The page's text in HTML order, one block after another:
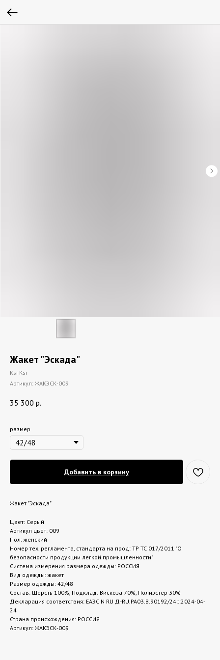
Жакет "Эскада"
Ksi Ksi
Артикул: ЖАКЭСК-009
35 300 р.
размер
Добавить в корзину
Жакет "Эскада"
Цвет: Серый
Артикул цвет: 009
Пол: женский
Номер тех. регламента, стандарта на прод: ТР ТС 017/2011 "О
безопасности продукции легкой промышленности"
Система измерения размера одежды: РОССИЯ
Вид одежды: жакет
Размер одежды: 42/48
Состав: Шерсть 100%, Подклад: Вискоза 70%, Полиэстер 30%
Декларация соответствия: ЕАЭС N RU Д-RU.РА03.В.90192/24:::2024-04-
24
Страна происхождения: РОССИЯ
Артикул: ЖАКЭСК-009